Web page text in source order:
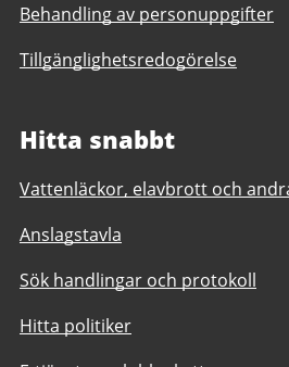
Behandling av personuppgifter
Tillgänglighetsredogörelse
Hitta snabbt
Vattenläckor, elavbrott och
Anslagstavla
Sök handlingar och protokoll
Hitta politiker